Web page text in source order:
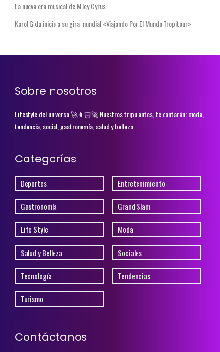
La nueva era musical de Miley Cyrus
Karol G da inicio a su gira mundial «Viajando Por El Mundo Tropitour»
Sobre nosotros
Lifestyle del universo 🚀👩🏻‍🚀 Nuestros tripulantes, te contarán: moda,
tendencia, social, gastronomía, salud y belleza
Categorías
Deportes Entretenimiento
Gastronomía Grand Slam
Life Style Moda
Salud y Belleza Sociales
Tecnología Tendencias
Turismo
Contáctanos